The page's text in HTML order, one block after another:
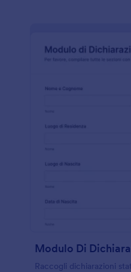
Modulo Di
Raccogli dichiarazioni